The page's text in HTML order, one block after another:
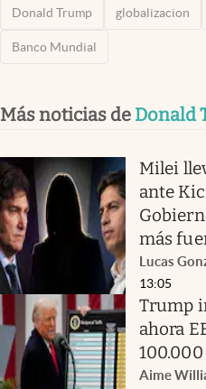
Donald Trump globalizacion
Banco Mundial
Más noticias de Donald
Milei
ante
más
Lucas
13:05
Trump
ahora
Aime